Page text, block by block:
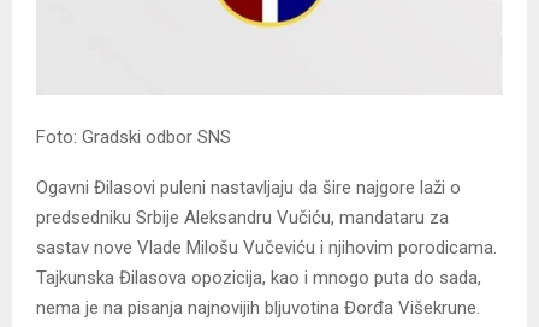
Foto: Gradski odbor SNS
Ogavni Đilasovi puleni nastavljaju da šire najgore laži o
predsedniku Srbije Aleksandru Vučiću, mandataru za
sastav nove Vlade Milošu Vučeviću i njihovim porodicama.
Tajkunska Đilasova opozicija, kao i mnogo puta do sada,
nema je na pisanja najnovijih bljuvotina Đorđa Višekrune.